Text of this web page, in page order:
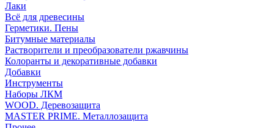
Лаки
Всё для древесины
Герметики. Пены
Битумные материалы
Растворители и преобразователи ржавчины
Колоранты и декоративные добавки
Добавки
Инструменты
Наборы ЛКМ
WOOD. Деревозащита
MASTER PRIME. Металлозащита